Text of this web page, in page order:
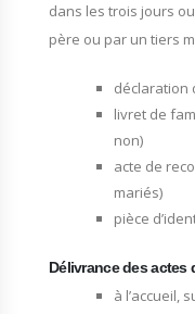
dans les trois jours
père ou par un tiers
déclaration
livret de
non)
acte de
mariés)
pièce
Délivrance des actes
à l’accueil,